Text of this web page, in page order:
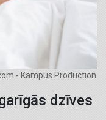
- Kampus Production
dzīves